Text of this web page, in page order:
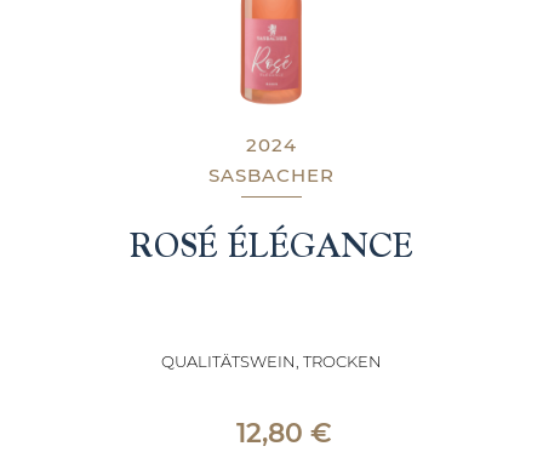
2024
SASBACHER
ROSÉ ÉLÉGANCE
QUALITÄTSWEIN, TROCKEN
12,80 €